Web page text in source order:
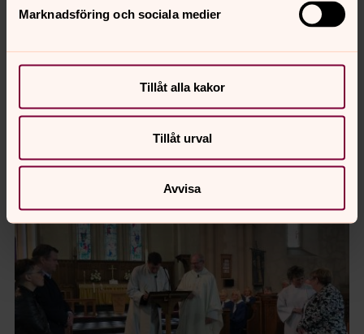
Marknadsföring och sociala medier
Tillåt alla kakor
Tillåt urval
Avvisa
Martyren Tydfil
Orten Merthyr Tydfil har fått sitt namn från en kvinna vid
namn Tydfil som levde på 480-talet e.Kr. Hon blev
kristen men fick lida martyrdöden på den plats där i dag
S:ta Tydfils kyrka står, i alla fall enligt helgonlegenden.
Merthyr Tydfil Ministry Area